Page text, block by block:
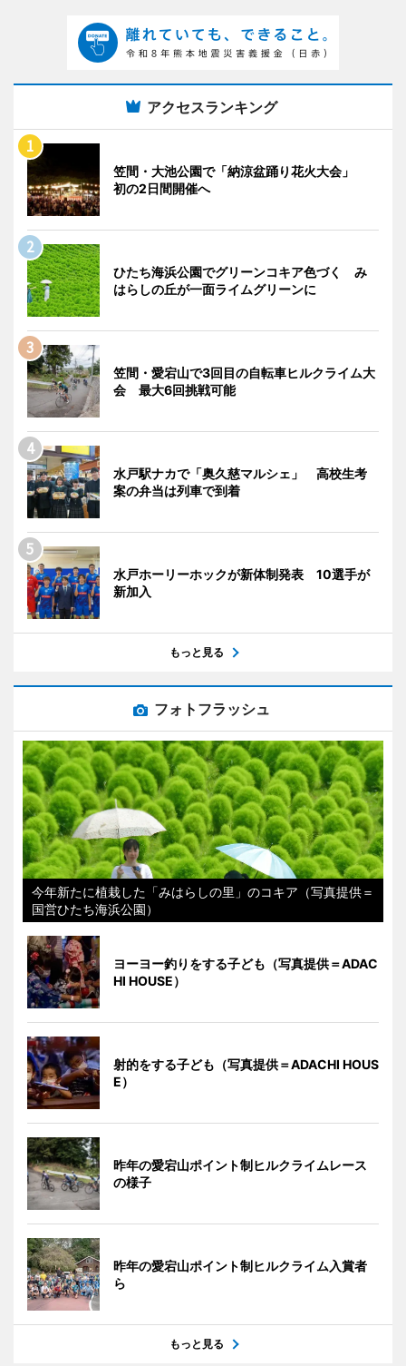
アクセスランキング
笠間・大池公園で「納涼盆踊り花火大会」
初の2日間開催へ
ひたち海浜公園でグリーンコキア色づく み
はらしの丘が一面ライムグリーンに
笠間・愛宕山で3回目の自転車ヒルクライム大
会 最大6回挑戦可能
水戸駅ナカで「奥久慈マルシェ」 高校生考
案の弁当は列車で到着
水戸ホーリーホックが新体制発表 10選手が
新加入
もっと見る
フォトフラッシュ
今年新たに植栽した「みはらしの里」のコキア（写真提供＝
国営ひたち海浜公園）
ヨーヨー釣りをする子ども（写真提供＝ADAC
HI HOUSE）
射的をする子ども（写真提供＝ADACHI HOUS
E）
昨年の愛宕山ポイント制ヒルクライムレース
の様子
昨年の愛宕山ポイント制ヒルクライム入賞者
ら
もっと見る